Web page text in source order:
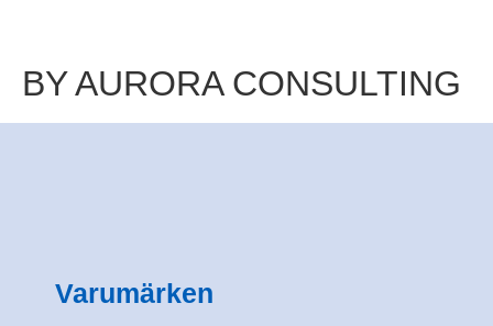
BY AURORA CONSULTING
Varumärken